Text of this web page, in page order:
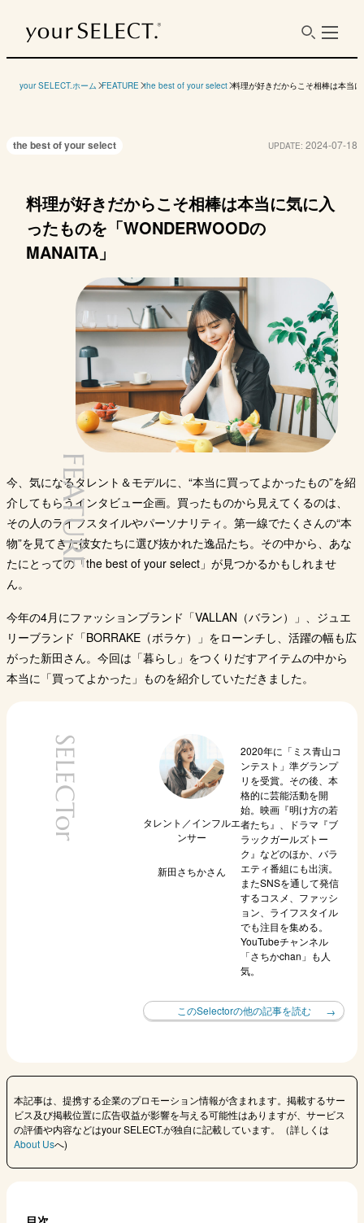
your SELECT.ホーム FEATURE the best of your select 料理が好きだからこそ相棒は本当
the best of your select UPDATE: 2024-07-18
FEATURE
料理が好きだからこそ相棒は本当に気に入
ったものを「WONDERWOODの
MANAITA」
今、気になるタレント＆モデルに、“本当に買ってよかったもの”を紹
介してもらうインタビュー企画。買ったものから見えてくるのは、
その人のライフスタイルやパーソナリティ。第一線でたくさんの“本
物”を見てきた彼女たちに選び抜かれた逸品たち。その中から、あな
たにとっての「the best of your select」が見つかるかもしれませ
ん。
今年の4月にファッションブランド「VALLAN（バラン）」、ジュエ
リーブランド「BORRAKE（ボラケ）」をローンチし、活躍の幅も広
がった新田さん。今回は「暮らし」をつくりだすアイテムの中から
本当に「買ってよかった」ものを紹介していただきました。
SELECTor
タレント／インフルエ
ンサー
新田さちかさん
2020年に「ミス青山コ
ンテスト」準グランプ
リを受賞。その後、本
格的に芸能活動を開
始。映画『明け方の若
者たち』、ドラマ『ブ
ラックガールズトー
ク』などのほか、バラ
エティ番組にも出演。
またSNSを通して発信
するコスメ、ファッシ
ョン、ライフスタイル
でも注目を集める。
YouTubeチャンネル
「さちかchan」も人
気。
このSelectorの他の記事を読む
本記事は、提携する企業のプロモーション情報が含まれます。掲載するサー
ビス及び掲載位置に広告収益が影響を与える可能性はありますが、サービス
の評価や内容などはyour SELECT.が独自に記載しています。（詳しくは
About Usへ)